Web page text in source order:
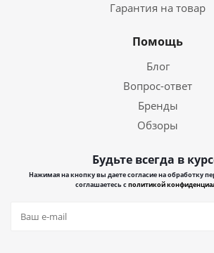
Гарантия на товар
Помощь
Блог
Вопрос-ответ
Бренды
Обзоры
Будьте всегда в
Нажимая на кнопку вы даете согласие на обработку
соглашаетесь сполитикой